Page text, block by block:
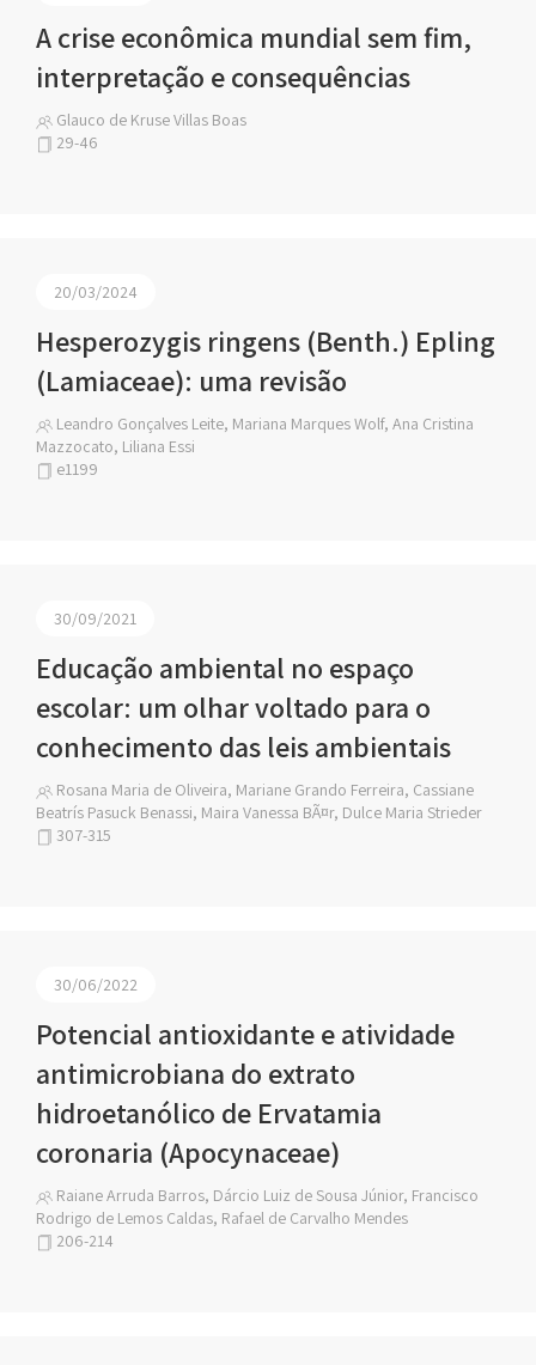
A crise econômica mundial sem fim,
interpretação e consequências
Glauco de Kruse Villas Boas
29-46
20/03/2024
Hesperozygis ringens (Benth.) Epling
(Lamiaceae): uma revisão
Leandro Gonçalves Leite, Mariana Marques Wolf, Ana Cristina
Mazzocato, Liliana Essi
e1199
30/09/2021
Educação ambiental no espaço
escolar: um olhar voltado para o
conhecimento das leis ambientais
Rosana Maria de Oliveira, Mariane Grando Ferreira, Cassiane
Beatrís Pasuck Benassi, Maira Vanessa BÃ¤r, Dulce Maria Strieder
307-315
30/06/2022
Potencial antioxidante e atividade
antimicrobiana do extrato
hidroetanólico de Ervatamia
coronaria (Apocynaceae)
Raiane Arruda Barros, Dárcio Luiz de Sousa Júnior, Francisco
Rodrigo de Lemos Caldas, Rafael de Carvalho Mendes
206-214